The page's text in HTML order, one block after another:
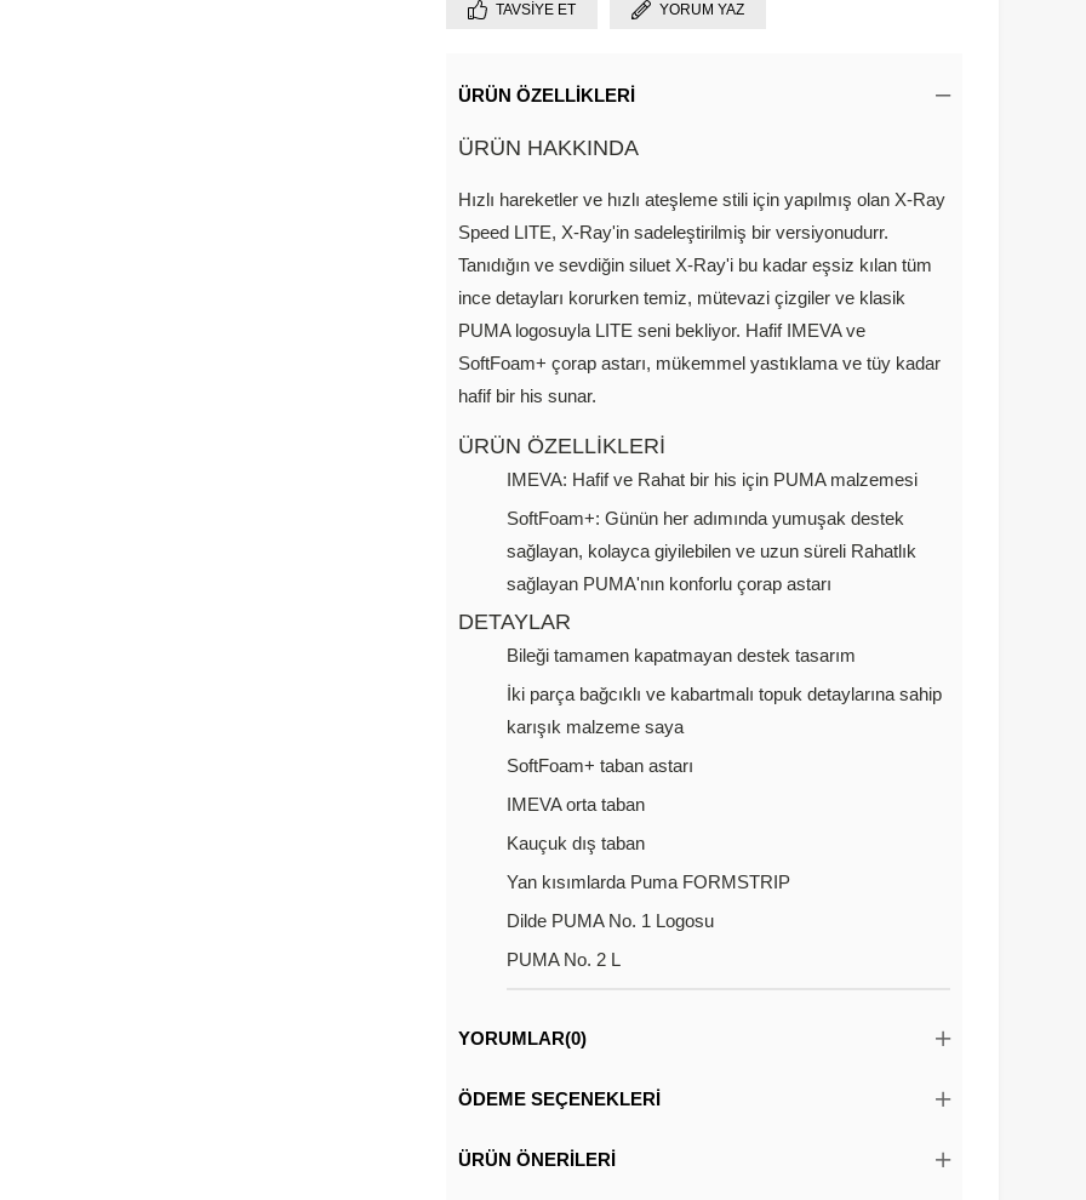
TAVSIYE ET YORUM YAZ
ÜRÜN ÖZELLIKLERI
ÜRÜN HAKKINDA
Hızlı hareketler ve hızlı ateşleme stili için yapılmış olan X-Ray
Speed LITE, X-Ray'in sadeleştirilmiş bir versiyonudurr.
Tanıdığın ve sevdiğin siluet X-Ray'i bu kadar eşsiz kılan tüm
ince detayları korurken temiz, mütevazi çizgiler ve klasik
PUMA logosuyla LITE seni bekliyor. Hafif IMEVA ve
SoftFoam+ çorap astarı, mükemmel yastıklama ve tüy kadar
hafif bir his sunar.
ÜRÜN ÖZELLİKLERİ
IMEVA: Hafif ve Rahat bir his için PUMA malzemesi
SoftFoam+: Günün her adımında yumuşak destek
sağlayan, kolayca giyilebilen ve uzun süreli Rahatlık
sağlayan PUMA'nın konforlu çorap astarı
DETAYLAR
Bileği tamamen kapatmayan destek tasarım
İki parça bağcıklı ve kabartmalı topuk detaylarına sahip
karışık malzeme saya
SoftFoam+ taban astarı
IMEVA orta taban
Kauçuk dış taban
Yan kısımlarda Puma FORMSTRIP
Dilde PUMA No. 1 Logosu
PUMA No. 2 L
YORUMLAR(0)
ÖDEME SEÇENEKLERI
ÜRÜN ÖNERILERI